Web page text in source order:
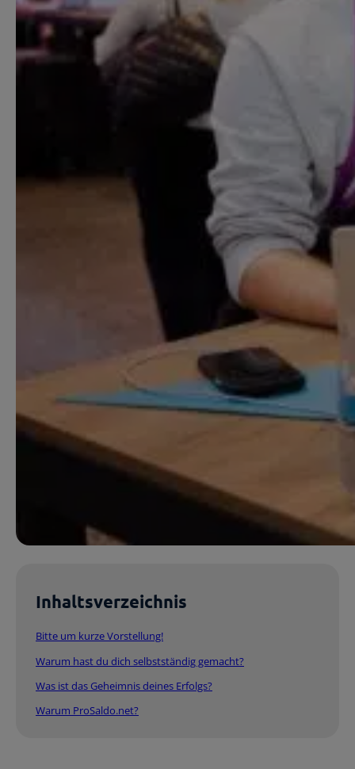
Hilfe beim Aufsetzen der Buchhaltung
Inhaltsverzeichnis
Bitte um kurze Vorstellung!
Warum hast du dich selbstständig gemacht?
Was ist das Geheimnis deines Erfolgs?
Warum ProSaldo.net?